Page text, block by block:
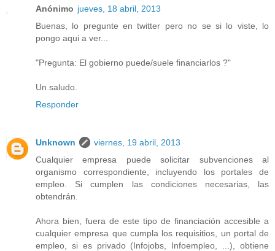
Anónimo jueves, 18 abril, 2013
Buenas, lo pregunte en twitter pero no se si lo viste, lo
pongo aqui a ver...
"Pregunta: El gobierno puede/suele financiarlos ?"
Un saludo.
Responder
Unknown
viernes, 19 abril, 2013
Cualquier empresa puede solicitar subvenciones al
organismo correspondiente, incluyendo los portales de
empleo. Si cumplen las condiciones necesarias, las
obtendrán.
Ahora bien, fuera de este tipo de financiación accesible a
cualquier empresa que cumpla los requisitios, un portal de
empleo, si es privado (Infojobs, Infoempleo, ...), obtiene